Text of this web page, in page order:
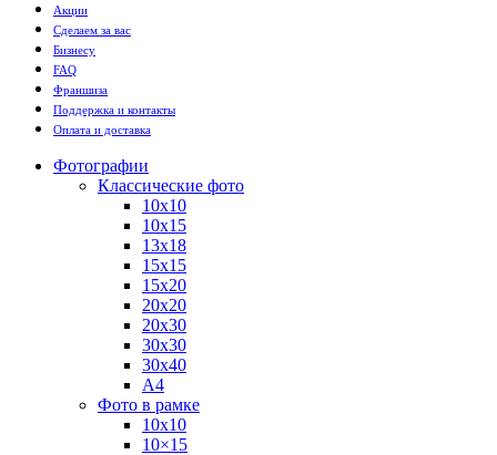
Акции
Сделаем за вас
Бизнесу
FAQ
Франшиза
Поддержка и контакты
Оплата и доставка
Фотографии
Классические фото
10х10
10х15
13х18
15х15
15х20
20х20
20х30
30х30
30х40
А4
Фото в рамке
10х10
10×15